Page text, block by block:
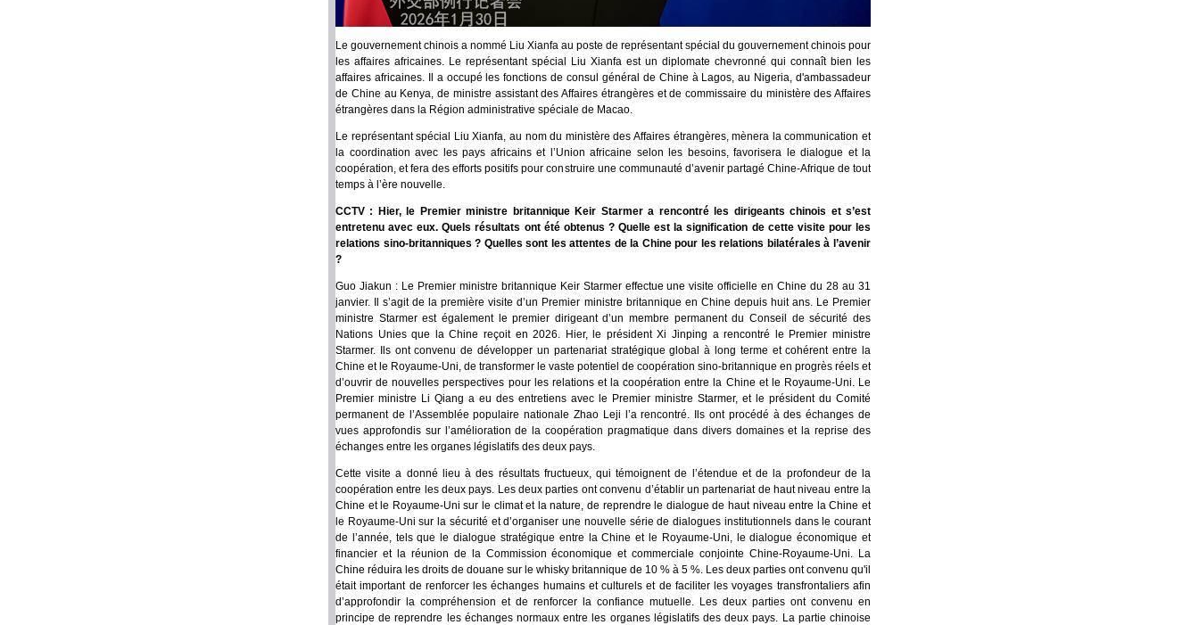
Le gouvernement chinois a nommé Liu Xianfa au poste de représentant spécial du gouvernement chinois pour
les affaires africaines. Le représentant spécial Liu Xianfa est un diplomate chevronné qui connaît bien les
affaires africaines. Il a occupé les fonctions de consul général de Chine à Lagos, au Nigeria, d'ambassadeur
de Chine au Kenya, de ministre assistant des Affaires étrangères et de commissaire du ministère des Affaires
étrangères dans la Région administrative spéciale de Macao.
Le représentant spécial Liu Xianfa, au nom du ministère des Affaires étrangères, mènera la communication et
la coordination avec les pays africains et l’Union africaine selon les besoins, favorisera le dialogue et la
coopération, et fera des efforts positifs pour construire une communauté d’avenir partagé Chine-Afrique de tout
temps à l’ère nouvelle.
CCTV : Hier, le Premier ministre britannique Keir Starmer a rencontré les dirigeants chinois et s’est
entretenu avec eux. Quels résultats ont été obtenus ? Quelle est la signification de cette visite pour les
relations sino-britanniques ? Quelles sont les attentes de la Chine pour les relations bilatérales à l’avenir
?
Guo Jiakun : Le Premier ministre britannique Keir Starmer effectue une visite officielle en Chine du 28 au 31
janvier. Il s’agit de la première visite d’un Premier ministre britannique en Chine depuis huit ans. Le Premier
ministre Starmer est également le premier dirigeant d’un membre permanent du Conseil de sécurité des
Nations Unies que la Chine reçoit en 2026. Hier, le président Xi Jinping a rencontré le Premier ministre
Starmer. Ils ont convenu de développer un partenariat stratégique global à long terme et cohérent entre la
Chine et le Royaume-Uni, de transformer le vaste potentiel de coopération sino-britannique en progrès réels et
d’ouvrir de nouvelles perspectives pour les relations et la coopération entre la Chine et le Royaume-Uni. Le
Premier ministre Li Qiang a eu des entretiens avec le Premier ministre Starmer, et le président du Comité
permanent de l’Assemblée populaire nationale Zhao Leji l’a rencontré. Ils ont procédé à des échanges de
vues approfondis sur l’amélioration de la coopération pragmatique dans divers domaines et la reprise des
échanges entre les organes législatifs des deux pays.
Cette visite a donné lieu à des résultats fructueux, qui témoignent de l’étendue et de la profondeur de la
coopération entre les deux pays. Les deux parties ont convenu d’établir un partenariat de haut niveau entre la
Chine et le Royaume-Uni sur le climat et la nature, de reprendre le dialogue de haut niveau entre la Chine et
le Royaume-Uni sur la sécurité et d’organiser une nouvelle série de dialogues institutionnels dans le courant
de l’année, tels que le dialogue stratégique entre la Chine et le Royaume-Uni, le dialogue économique et
financier et la réunion de la Commission économique et commerciale conjointe Chine-Royaume-Uni. La
Chine réduira les droits de douane sur le whisky britannique de 10 % à 5 %. Les deux parties ont convenu qu'il
était important de renforcer les échanges humains et culturels et de faciliter les voyages transfrontaliers afin
d’approfondir la compréhension et de renforcer la confiance mutuelle. Les deux parties ont convenu en
principe de reprendre les échanges normaux entre les organes législatifs des deux pays. La partie chinoise